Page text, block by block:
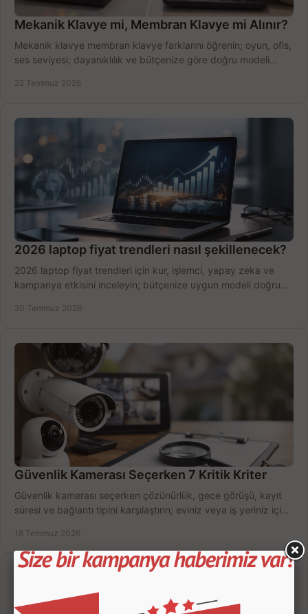
Mekanik Klavye mi, Membran Klavye mi Alınır?
Mekanik klavye membran klavye farklarını öğrenin; oyun, ofis,
ses seviyesi, dayanıklılık ve bütçenize göre doğru modeli
22 Temmuz 2026
2026 laptop fiyat trendleri nasıl şekillenecek?
2026 laptop fiyat trendleri için kur, işlemci, yapay zeka ve
kampanya etkisini inceleyin; bütçenize uygun modeli doğru
20 Temmuz 2026
Güvenlik Kamerası Seçerken 7 Kritik Kriter
Güvenlik kamerası seçerken çözünürlük, gece görüşü, kayıt
süresi ve bağlantı tipini karşılaştırın; eviniz veya iş yeriniz için
18 Temmuz 2026